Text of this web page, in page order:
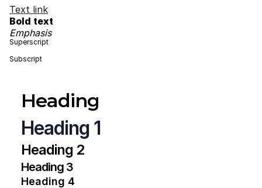
Text link
Bold text
Emphasis
Superscript
Subscript
Heading
Heading 1
Heading 2
Heading 3
Heading 4